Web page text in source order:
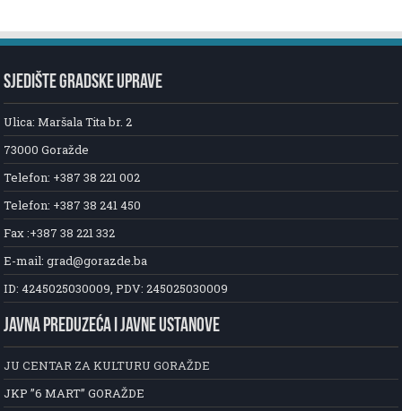
SJEDIŠTE GRADSKE UPRAVE
Ulica: Maršala Tita br. 2
73000 Goražde
Telefon: +387 38 221 002
Telefon: +387 38 241 450
Fax :+387 38 221 332
E-mail: grad@gorazde.ba
ID: 4245025030009, PDV: 245025030009
JAVNA PREDUZEĆA I JAVNE USTANOVE
JU CENTAR ZA KULTURU GORAŽDE
JKP ”6 MART” GORAŽDE